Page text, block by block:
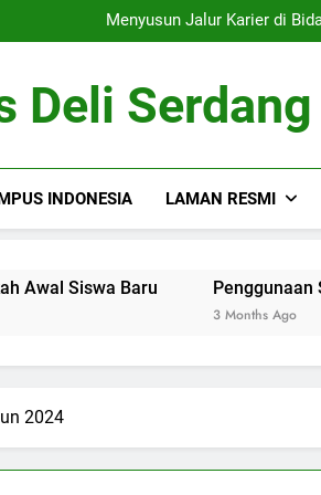
Menyusun Jalur Karier di Bidang Akademis: Langkah-Langkah
Penggunaan Sumber
Menyusun Jalur Karier di Bidang Akademis: Langkah-Langkah Awal
Penggunaan Sumber
Deli Serdang
INDONESIA LAMAN RESMI
Siswa Baru Penggunaan Sumber
2024